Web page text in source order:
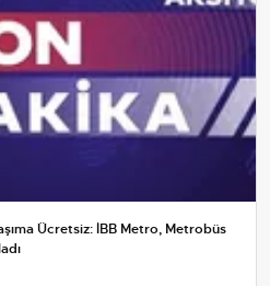
Ücretsiz: İBB Metro, Metrobüs